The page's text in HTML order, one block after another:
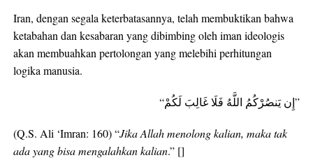
Iran, dengan segala keterbatasannya, telah membuktikan bahwa
ketabahan dan kesabaran yang dibimbing oleh iman ideologis
akan membuahkan pertolongan yang melebihi perhitungan
logika manusia.
“إِن يَنصُرْكُمُ اللَّهُ فَلَا غَالِبَ لَكُمْ”
(Q.S. Ali ‘Imran: 160) “Jika Allah menolong kalian, maka tak
ada yang bisa mengalahkan kalian.” []